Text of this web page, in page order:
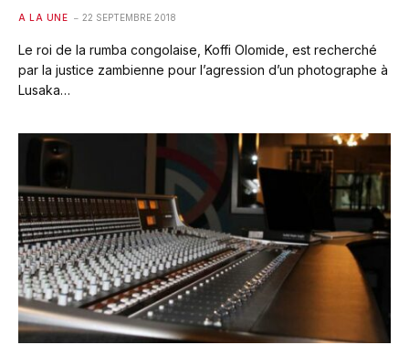
A LA UNE 22 SEPTEMBRE 2018
Le roi de la rumba congolaise, Koffi Olomide, est recherché
par la justice zambienne pour l’agression d’un photographe à
Lusaka…